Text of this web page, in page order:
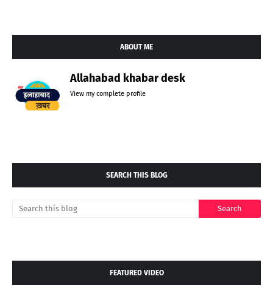
ABOUT ME
Allahabad khabar desk
View my complete profile
SEARCH THIS BLOG
FEATURED VIDEO